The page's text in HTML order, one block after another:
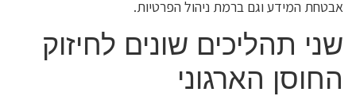
אבטחת המידע וגם ברמת ניהול הפרטיות.
שני תהליכים שונים לחיזוק
החוסן הארגוני